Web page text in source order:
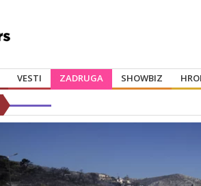
VESTI ZADRUGA SHOWBIZ